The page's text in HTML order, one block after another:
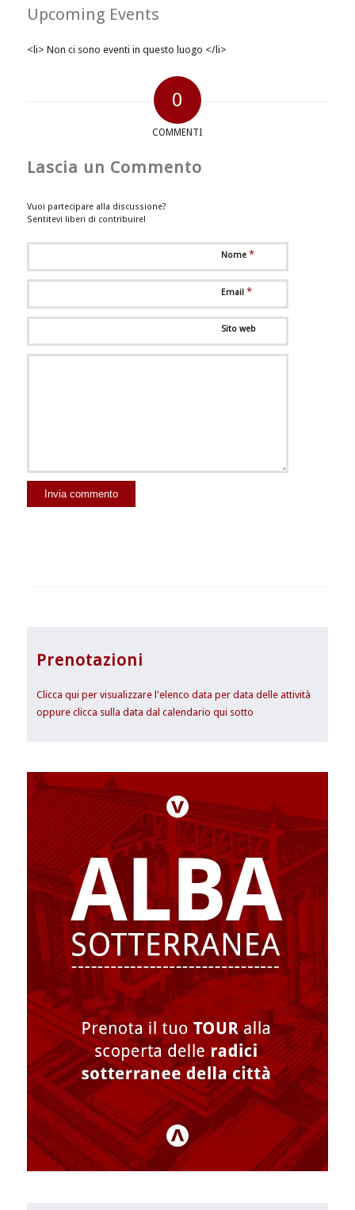
Upcoming Events
<li> Non ci sono eventi in questo luogo </li>
0
COMMENTI
Lascia un Commento
Vuoi partecipare alla discussione?
Sentitevi liberi di contribuire!
Nome *
Email *
Sito web
Prenotazioni
Clicca qui per visualizzare l'elenco data per data delle attività
oppure clicca sulla data dal calendario qui sotto